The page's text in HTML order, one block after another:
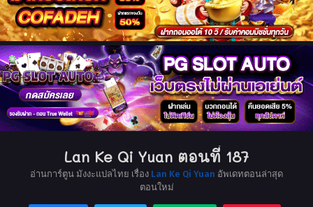
Lan Ke Qi Yuan ตอนที่ 187
อ่านการ์ตูน มังงะแปลไทย เรื่อง Lan Ke Qi Yuan อัพเดทตอนล่าสุด
ตอนใหม่